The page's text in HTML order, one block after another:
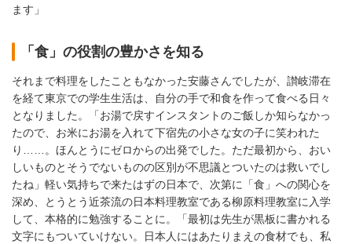
ます」
「食」の役割の豊かさを知る
それまで料理をしたこともなかった安藤さんでしたが、讃岐滞在
を経て東京での学生生活は、自分の手で和食を作って食べる日々
となりました。「お湯で戻すインスタントのご飯しか知らなかっ
たので、お米にお湯を入れて下宿先の小さな女の子に笑われた
り……。ほんとうにゼロからの出発でした。ただ最初から、おい
しいものとそうでないものの区別が不思議とついたのは救いでし
たね」軽い気持ちで来たはずの日本で、次第に「食」への関心を
深め、とうとう近茶流の日本料理教室である柳原料理教室に入学
して、本格的に勉強することに。「最初は先生が黒板に書かれる
文字にもついていけない。日本人にはあたりまえの食材でも、私